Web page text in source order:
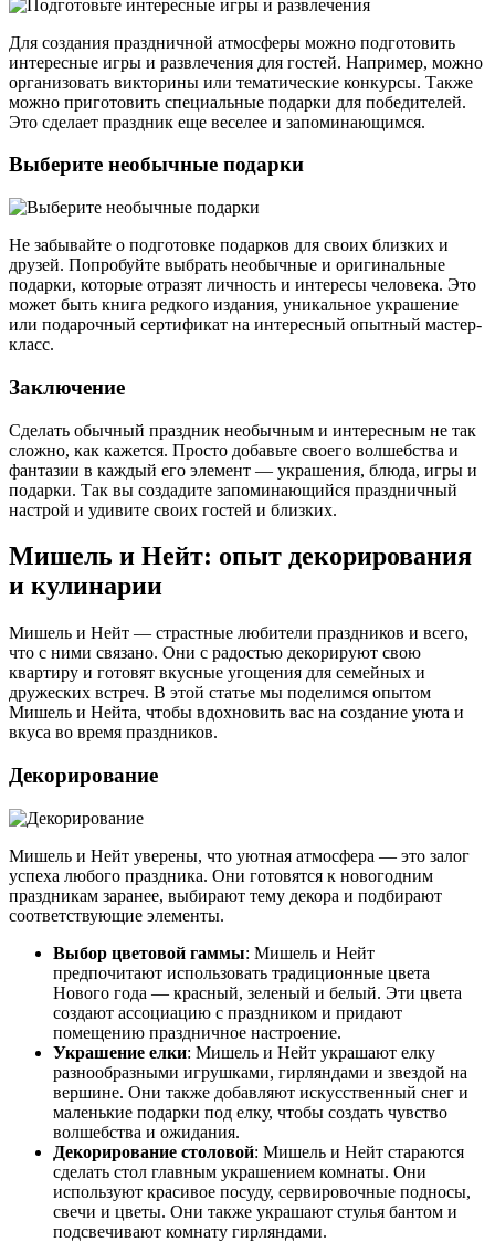
Для создания праздничной атмосферы можно подготовить
интересные игры и развлечения для гостей. Например, можно
организовать викторины или тематические конкурсы. Также
можно приготовить специальные подарки для победителей.
Это сделает праздник еще веселее и запоминающимся.
Выберите необычные подарки
Не забывайте о подготовке подарков для своих близких и
друзей. Попробуйте выбрать необычные и оригинальные
подарки, которые отразят личность и интересы человека. Это
может быть книга редкого издания, уникальное украшение
или подарочный сертификат на интересный опытный мастер-
класс.
Заключение
Сделать обычный праздник необычным и интересным не так
сложно, как кажется. Просто добавьте своего волшебства и
фантазии в каждый его элемент — украшения, блюда, игры и
подарки. Так вы создадите запоминающийся праздничный
настрой и удивите своих гостей и близких.
Мишель и Нейт: опыт декорирования
и кулинарии
Мишель и Нейт — страстные любители праздников и всего,
что с ними связано. Они с радостью декорируют свою
квартиру и готовят вкусные угощения для семейных и
дружеских встреч. В этой статье мы поделимся опытом
Мишель и Нейта, чтобы вдохновить вас на создание уюта и
вкуса во время праздников.
Декорирование
Мишель и Нейт уверены, что уютная атмосфера — это залог
успеха любого праздника. Они готовятся к новогодним
праздникам заранее, выбирают тему декора и подбирают
соответствующие элементы.
Выбор цветовой гаммы: Мишель и Нейт
предпочитают использовать традиционные цвета
Нового года — красный, зеленый и белый. Эти цвета
создают ассоциацию с праздником и придают
помещению праздничное настроение.
Украшение елки: Мишель и Нейт украшают елку
разнообразными игрушками, гирляндами и звездой на
вершине. Они также добавляют искусственный снег и
маленькие подарки под елку, чтобы создать чувство
волшебства и ожидания.
Декорирование столовой: Мишель и Нейт стараются
сделать стол главным украшением комнаты. Они
используют красивое посуду, сервировочные подносы,
свечи и цветы. Они также украшают стулья бантом и
подсвечивают комнату гирляндами.